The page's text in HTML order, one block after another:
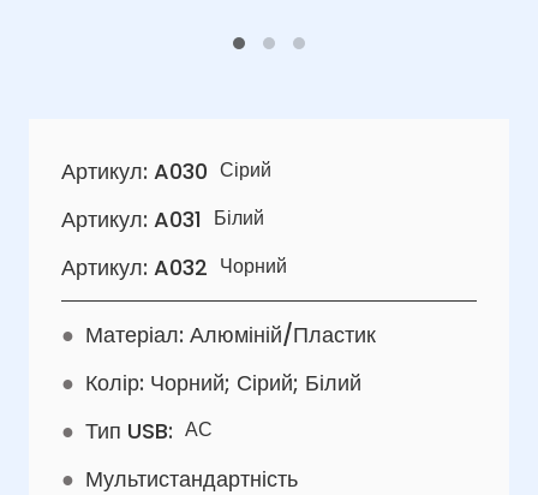
Артикул: A030 Сірий
Артикул: A031 Білий
Артикул: A032 Чорний
● Матеріал: Алюміній/Пластик
● Колір: Чорний; Сірий; Білий
● Тип USB: АС
● Мультистандартність